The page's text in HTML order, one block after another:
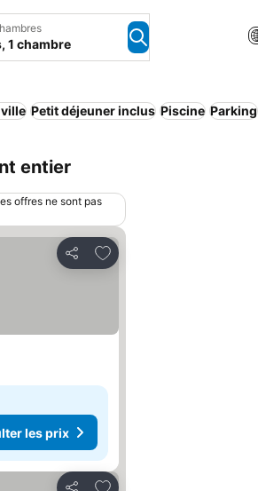
1 chambre
Petit déjeuner inclus Piscine Parking
entier
offres ne sont pas
Partager
Ajouter à mes favoris
les prix
Ajouter à mes favoris